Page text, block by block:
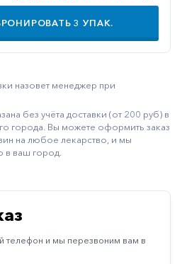
3 УПАК.
назовет менеджер при
без учёта доставки (от 200 руб) в
города. Вы можете оформить заказ
на любое лекарство, и мы
в ваш город.
телефон и мы перезвоним вам в